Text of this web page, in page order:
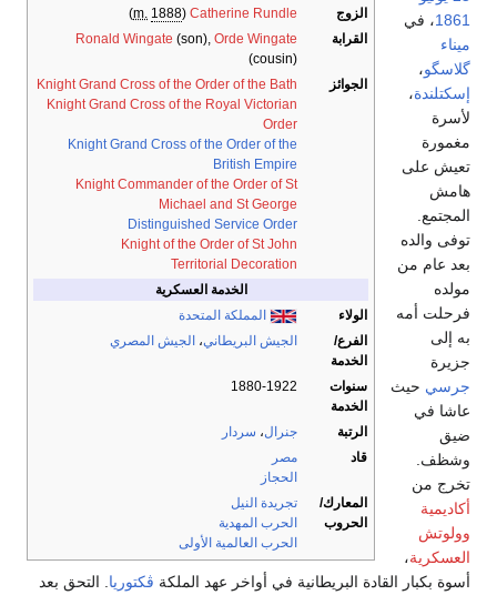
الزوج
Catherine Rundle
(
m. 1888
)
القرابة
Ronald Wingate (son), Orde Wingate
(cousin)
الجوائز
Knight Grand Cross of the Order of the Bath
Knight Grand Cross of the Royal Victorian
Order
Knight Grand Cross of the Order of the
British Empire
Knight Commander of the Order of St
Michael and St George
Distinguished Service Order
Knight of the Order of St John
Territorial Decoration
الخدمة العسكرية
الولاء
المملكة المتحدة
الفرع/
الخدمة
الجيش البريطاني، الجيش المصري
سنوات
الخدمة
1880-1922
الرتبة جنرال، سردار
قاد
مصر
الحجاز
المعارك/
الحروب
تجريدة النيل
الحرب المهدية
الحرب العالمية الأولى
1861، في
ميناء
گلاسگو،
إسكتلندة،
لأسرة
مغمورة
تعيش على
هامش
المجتمع.
توفى والده
بعد عام من
مولده
فرحلت أمه
به إلى
جزيرة
جرسي حيث
عاشا في
ضيق
وشظف.
تخرج من
أكاديمية
وولوتش
العسكرية،
أسوة بكبار القادة البريطانية في أواخر عهد الملكة ڤكتوريا. التحق بعد